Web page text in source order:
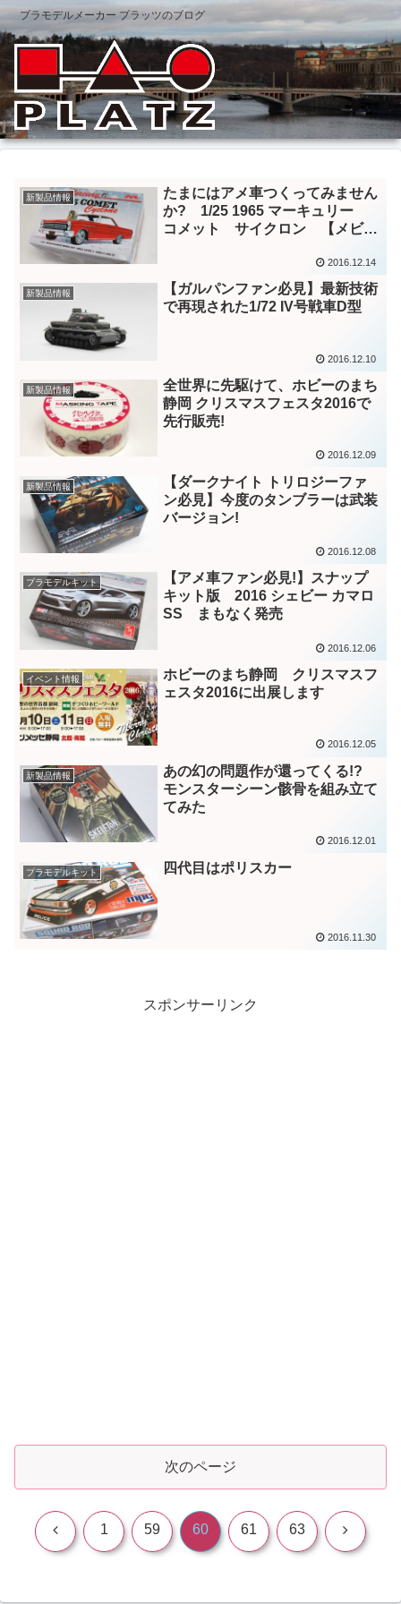
プラモデルメーカー プラッツのブログ
新製品情報
たまにはアメ車つくってみません
か? 1/25 1965 マーキュリー
コメット サイクロン 【メビウ
2016.12.14
新製品情報
【ガルパンファン必見】最新技術
で再現された1/72 IV号戦車D型
2016.12.10
新製品情報
全世界に先駆けて、ホビーのまち
静岡 クリスマスフェスタ2016で
先行販売!
2016.12.09
新製品情報
【ダークナイト トリロジーファ
ン必見】今度のタンブラーは武装
バージョン!
2016.12.08
プラモデルキット
【アメ車ファン必見!】スナップ
キット版 2016 シェビー カマロ
SS まもなく発売
2016.12.06
イベント情報
ホビーのまち静岡 クリスマスフ
ェスタ2016に出展します
2016.12.05
新製品情報
あの幻の問題作が還ってくる!?
モンスターシーン骸骨を組み立て
てみた
2016.12.01
プラモデルキット 四代目はポリスカー
2016.11.30
スポンサーリンク
次のページ
前 1 59 60 61 63 次